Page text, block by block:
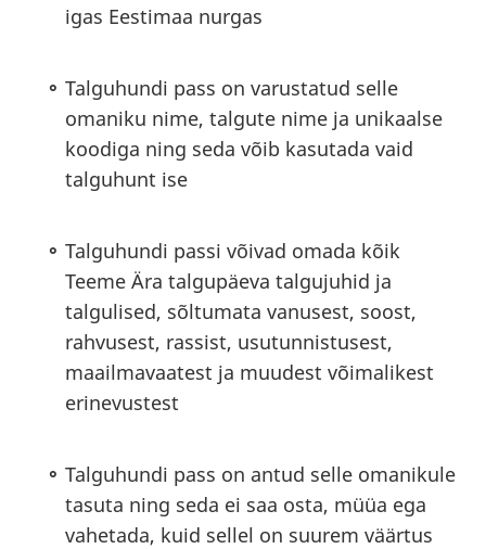
igas Eestimaa nurgas
Talguhundi pass on varustatud selle
omaniku nime, talgute nime ja unikaalse
koodiga ning seda võib kasutada vaid
talguhunt ise
Talguhundi passi võivad omada kõik
Teeme Ära talgupäeva talgujuhid ja
talgulised, sõltumata vanusest, soost,
rahvusest, rassist, usutunnistusest,
maailmavaatest ja muudest võimalikest
erinevustest
Talguhundi pass on antud selle omanikule
tasuta ning seda ei saa osta, müüa ega
vahetada, kuid sellel on suurem väärtus